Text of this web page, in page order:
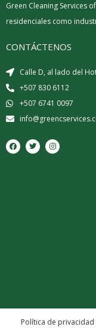
Green Cleaning Services
residenciales como
CONTÁCTENOS
Calle D, al lado del
+507 830 6112
+507 6741 0097
F
a
c
T
w
i
I
n
s
Política de privacidad